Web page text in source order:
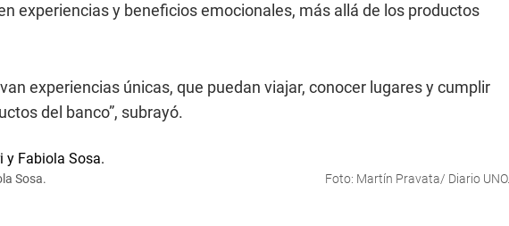
experiencias y beneficios emocionales, más allá de los productos
experiencias únicas, que puedan viajar, conocer lugares y cumplir
del banco”, subrayó.
Sosa. Foto: Martín Pravata/ Diario UNO.